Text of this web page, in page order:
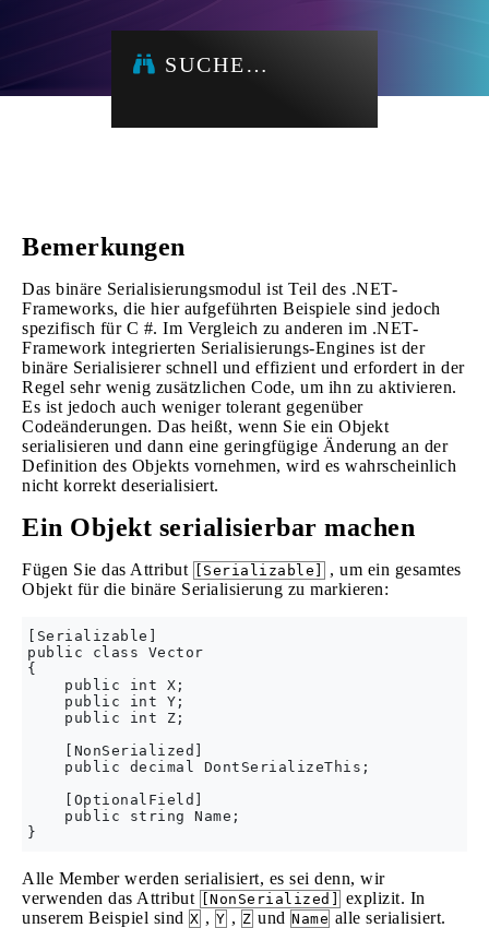
SUCHE…
Bemerkungen
Das binäre Serialisierungsmodul ist Teil des .NET-
Frameworks, die hier aufgeführten Beispiele sind jedoch
spezifisch für C #. Im Vergleich zu anderen im .NET-
Framework integrierten Serialisierungs-Engines ist der
binäre Serialisierer schnell und effizient und erfordert in der
Regel sehr wenig zusätzlichen Code, um ihn zu aktivieren.
Es ist jedoch auch weniger tolerant gegenüber
Codeänderungen. Das heißt, wenn Sie ein Objekt
serialisieren und dann eine geringfügige Änderung an der
Definition des Objekts vornehmen, wird es wahrscheinlich
nicht korrekt deserialisiert.
Ein Objekt serialisierbar machen
Fügen Sie das Attribut [Serializable]
, um ein gesamtes
Objekt für die binäre Serialisierung zu markieren:
[Serializable]
public class Vector
{
    public int X;
    public int Y;
    public int Z;
    [NonSerialized]
    public decimal DontSerializeThis;
    [OptionalField]
    public string Name;
Alle Member werden serialisiert, es sei denn, wir
verwenden das Attribut
[NonSerialized]
explizit. In
unserem Beispiel sind X , Y , Z und Name alle serialisiert.